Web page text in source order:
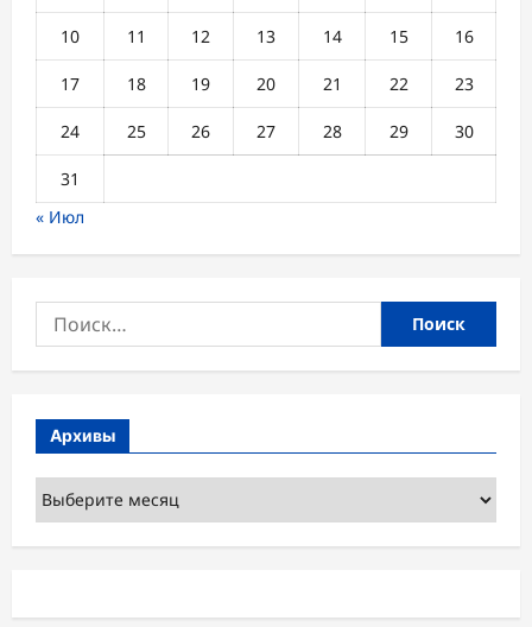
10 11 12 13 14 15 16
17 18 19 20 21 22 23
24 25 26 27 28 29 30
31
« Июл
Найти:
Архивы
Архивы